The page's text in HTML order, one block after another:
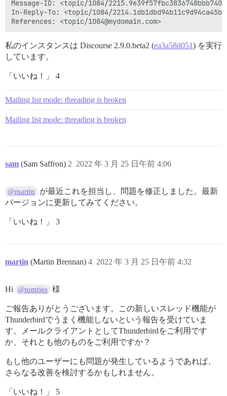
Message-ID: <topic/1084/
In-Reply-To: <topic/1084/
私のインスタンスは Discourse 2.9.0.beta2 (ea3a58d051) を実行
しています。
「いいね！」 4
Mailing list mode: threading is broken
Mailing list mode: threading is broken
sam (Sam Saffron) 2022 年 3 月 25 日午前 4:06
2
@martin
が最近これを担当し、問題を修正しました。最新
バージョンに更新してみてください。
「いいね！」 3
martin (Martin Brennan) 2022 年 3 月 25 日午前 4:32
4
Hi @tomtjes 様
ご報告ありがとうございます。この新しいスレッド機能が
Thunderbirdでうまく機能しないという報告を受けていま
す。メールクライアントとしてThunderbirdをご利用です
か、それとも他のものをご利用ですか？
もし他のユーザーにも問題が発生しているようであれば、
さらなる改善を検討するかもしれません。
「いいね！」 5